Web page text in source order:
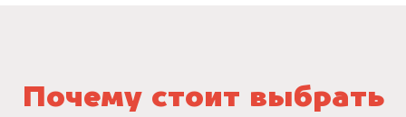
Почему стоит выбрать